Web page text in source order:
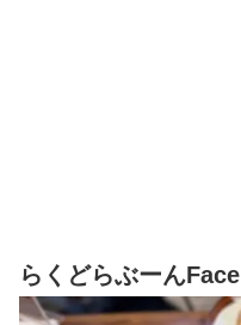
らくどらぶーん